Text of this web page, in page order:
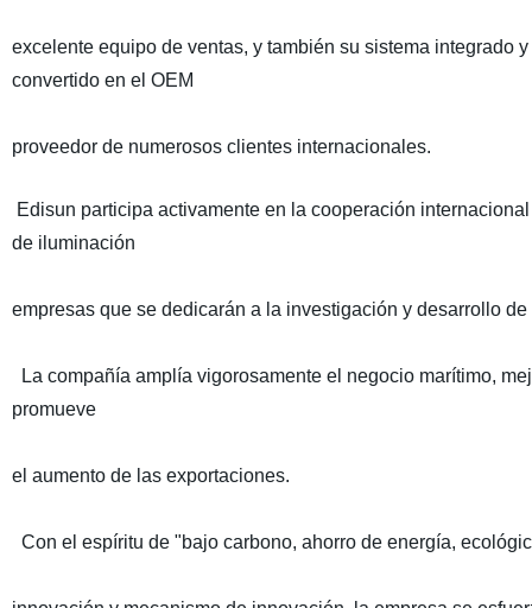
excelente equipo de ventas, y también su sistema integrado
convertido en el OEM
proveedor de numerosos clientes internacionales.
Edisun participa activamente en la cooperación
de iluminación
empresas que se dedicarán a la investigación y desarrollo
La compañía amplía vigorosamente el negocio marítimo,
promueve
el aumento de las exportaciones.
Con el espíritu de "bajo carbono, ahorro de energía,